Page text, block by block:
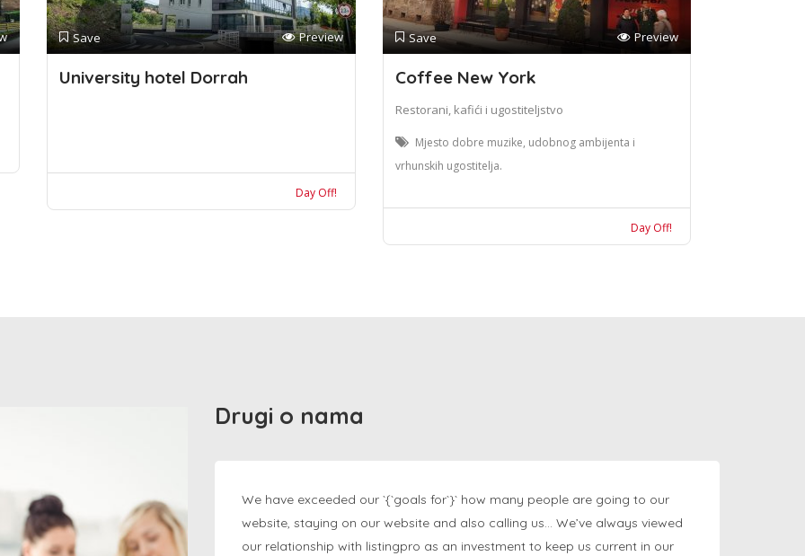
Save Preview
University hotel Dorrah
Day Off!
Save Preview
Coffee New York
Restorani, kafići i ugostiteljstvo
Mjesto dobre muzike, udobnog ambijenta i
vrhunskih ugostitelja.
Day Off!
Drugi o nama
We have exceeded our `{`goals for`}` how many people are going to our
website, staying on our website and also calling us… We’ve always viewed
our relationship with listingpro as an investment to keep us current in our